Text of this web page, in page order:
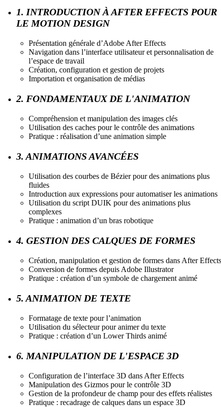
1. INTRODUCTION À AFTER EFFECTS POUR
LE MOTION DESIGN
Présentation générale d’Adobe After Effects
Navigation dans l’interface utilisateur et personnalisation de
l’espace de travail
Création, configuration et gestion de projets
Importation et organisation de médias
2. FONDAMENTAUX DE L'ANIMATION
Compréhension et manipulation des images clés
Utilisation des caches pour le contrôle des animations
Pratique : réalisation d’une animation simple
3. ANIMATIONS AVANCÉES
Utilisation des courbes de Bézier pour des animations plus
fluides
Introduction aux expressions pour automatiser les animations
Utilisation du script DUIK pour des animations plus
complexes
Pratique : animation d’un bras robotique
4. GESTION DES CALQUES DE FORMES
Création, manipulation et gestion de formes dans After Effects
Conversion de formes depuis Adobe Illustrator
Pratique : création d’un symbole de chargement animé
5. ANIMATION DE TEXTE
Formatage de texte pour l’animation
Utilisation du sélecteur pour animer du texte
Pratique : création d’un Lower Thirds animé
6. MANIPULATION DE L'ESPACE 3D
Configuration de l’interface 3D dans After Effects
Manipulation des Gizmos pour le contrôle 3D
Gestion de la profondeur de champ pour des effets réalistes
Pratique : recadrage de calques dans un espace 3D